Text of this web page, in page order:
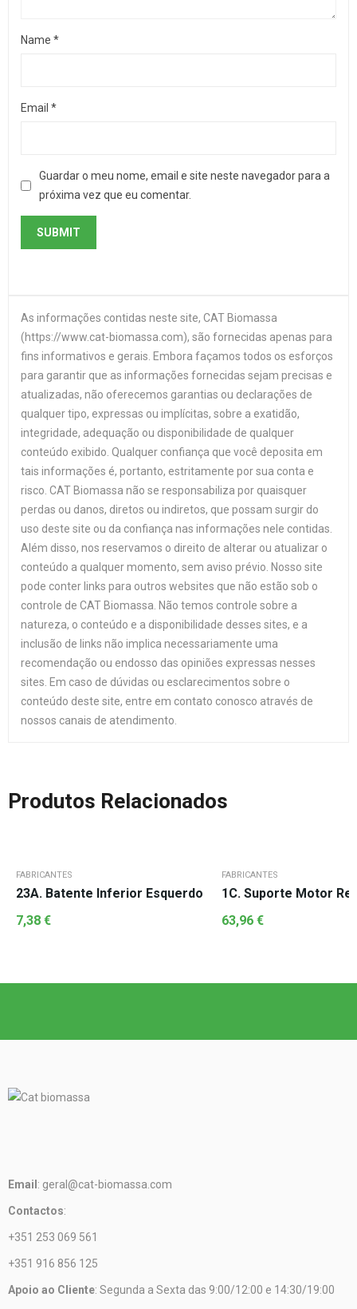
Name *
Email *
Guardar o meu nome, email e site neste navegador para a
próxima vez que eu comentar.
As informações contidas neste site, CAT Biomassa
(https://www.cat-biomassa.com), são fornecidas apenas para
fins informativos e gerais. Embora façamos todos os esforços
para garantir que as informações fornecidas sejam precisas e
atualizadas, não oferecemos garantias ou declarações de
qualquer tipo, expressas ou implícitas, sobre a exatidão,
integridade, adequação ou disponibilidade de qualquer
conteúdo exibido. Qualquer confiança que você deposita em
tais informações é, portanto, estritamente por sua conta e
risco. CAT Biomassa não se responsabiliza por quaisquer
perdas ou danos, diretos ou indiretos, que possam surgir do
uso deste site ou da confiança nas informações nele contidas.
Além disso, nos reservamos o direito de alterar ou atualizar o
conteúdo a qualquer momento, sem aviso prévio. Nosso site
pode conter links para outros websites que não estão sob o
controle de CAT Biomassa. Não temos controle sobre a
natureza, o conteúdo e a disponibilidade desses sites, e a
inclusão de links não implica necessariamente uma
recomendação ou endosso das opiniões expressas nesses
sites. Em caso de dúvidas ou esclarecimentos sobre o
conteúdo deste site, entre em contato conosco através de
nossos canais de atendimento.
Produtos Relacionados
FABRICANTES
23A. Batente Inferior Esquerdo
7,38 €
FABRICANTES
1C. Suporte Motor
63,96 €
Email : geral@cat-biomassa.com
Contactos:
+351 253 069 561
+351 916 856 125
Apoio ao Cliente: Segunda a Sexta das 9:00/12:00 e 14:30/19:00